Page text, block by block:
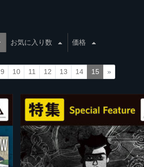
お気に入り数 価格
9 10 11 12 13 14 15 »